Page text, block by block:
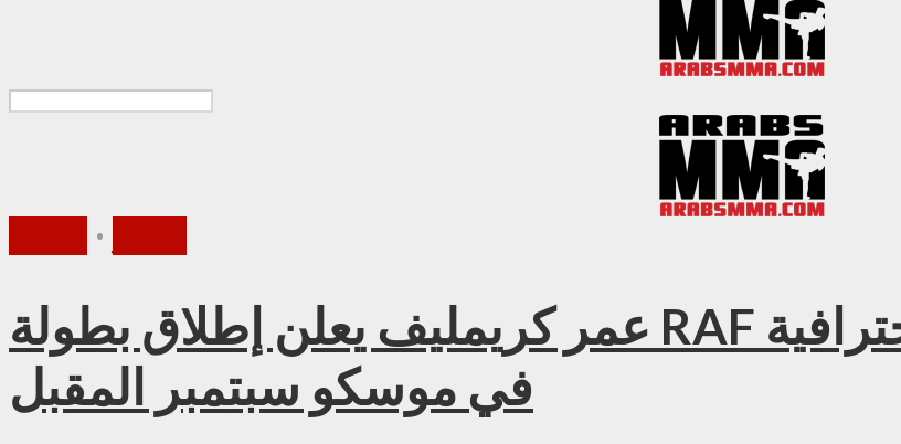
•
عمر كريمليف يعلن إطلاق بطولة RAF روسيا للمصارعة الحرة الاحترافية
في موسكو سبتمبر المقبل